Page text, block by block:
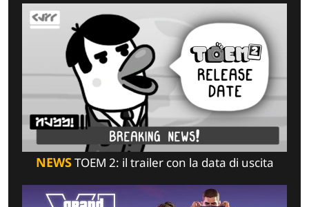
NEWSTOEM 2: il trailer con la data di uscita